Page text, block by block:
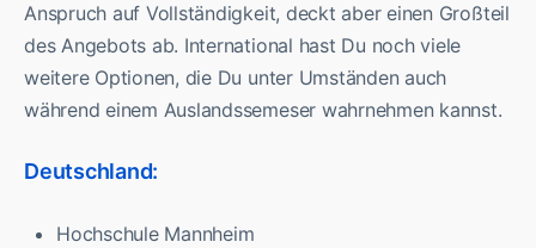
Anspruch auf Vollständigkeit, deckt aber einen Großteil
des Angebots ab. International hast Du noch viele
weitere Optionen, die Du unter Umständen auch
während einem Auslandssemeser wahrnehmen kannst.
Deutschland:
Hochschule Mannheim